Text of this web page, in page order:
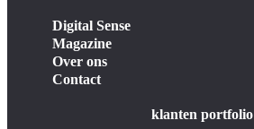
Digital Sense
Magazine
Over ons
Contact
klanten portfolio